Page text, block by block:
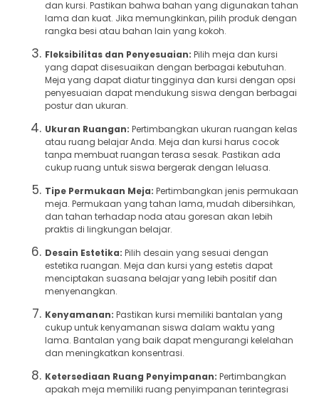
dan kursi. Pastikan bahwa bahan yang digunakan tahan
lama dan kuat. Jika memungkinkan, pilih produk dengan
rangka besi atau bahan lain yang kokoh.
Fleksibilitas dan Penyesuaian: Pilih meja dan kursi
yang dapat disesuaikan dengan berbagai kebutuhan.
Meja yang dapat diatur tingginya dan kursi dengan opsi
penyesuaian dapat mendukung siswa dengan berbagai
postur dan ukuran.
Ukuran Ruangan: Pertimbangkan ukuran ruangan kelas
atau ruang belajar Anda. Meja dan kursi harus cocok
tanpa membuat ruangan terasa sesak. Pastikan ada
cukup ruang untuk siswa bergerak dengan leluasa.
Tipe Permukaan Meja: Pertimbangkan jenis permukaan
meja. Permukaan yang tahan lama, mudah dibersihkan,
dan tahan terhadap noda atau goresan akan lebih
praktis di lingkungan belajar.
Desain Estetika: Pilih desain yang sesuai dengan
estetika ruangan. Meja dan kursi yang estetis dapat
menciptakan suasana belajar yang lebih positif dan
menyenangkan.
Kenyamanan: Pastikan kursi memiliki bantalan yang
cukup untuk kenyamanan siswa dalam waktu yang
lama. Bantalan yang baik dapat mengurangi kelelahan
dan meningkatkan konsentrasi.
Ketersediaan Ruang Penyimpanan: Pertimbangkan
apakah meja memiliki ruang penyimpanan terintegrasi